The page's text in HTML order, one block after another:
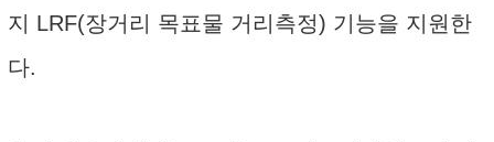
지 LRF(장거리 목표물 거리측정) 기능을 지원한
다.